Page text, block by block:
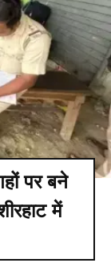
पर बने
में